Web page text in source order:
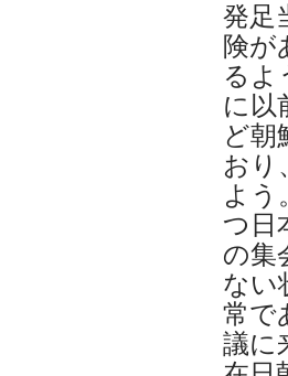
発足
険が
るよ
に以
ど朝
おり
よう
つ日
の集
ない
常で
議に